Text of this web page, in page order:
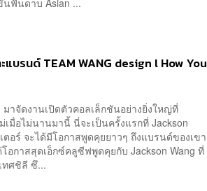
นฟันดาบ Asian ...
บรนด์ TEAM WANG design l How You
มาจัดงานเปิดตัวคอลเล็กชันอย่างยิ่งใหญ่ที่
เมื่อไม่นานมานี้ นี่จะเป็นครั้งแรกที่ Jackson
ตอร์ จะได้มีโอกาสพูดคุยยาวๆ ถึงแบรนด์ของเขา
อกาสสุดเอ็กซ์คลูซีฟพูดคุยกับ Jackson Wang ที่
ทศชิลี ซึ...